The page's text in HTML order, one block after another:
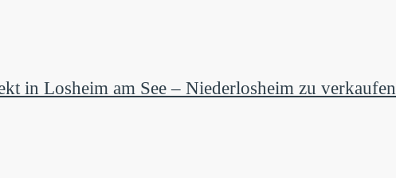
in Losheim am See – Niederlosheim zu verkaufen